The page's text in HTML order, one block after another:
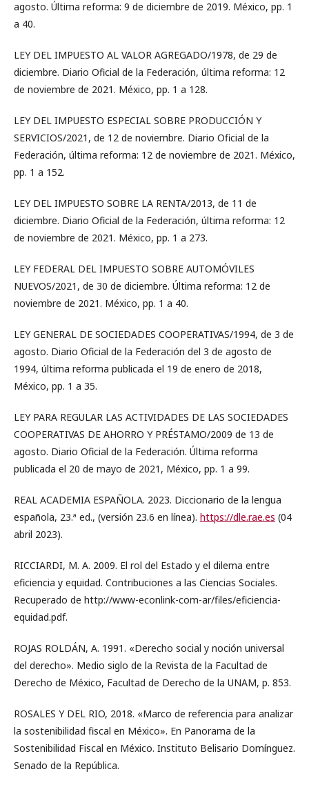
agosto. Última reforma: 9 de diciembre de 2019. México, pp. 1
a 40.
LEY DEL IMPUESTO AL VALOR AGREGADO/1978, de 29 de
diciembre. Diario Oficial de la Federación, última reforma: 12
de noviembre de 2021. México, pp. 1 a 128.
LEY DEL IMPUESTO ESPECIAL SOBRE PRODUCCIÓN Y
SERVICIOS/2021, de 12 de noviembre. Diario Oficial de la
Federación, última reforma: 12 de noviembre de 2021. México,
pp. 1 a 152.
LEY DEL IMPUESTO SOBRE LA RENTA/2013, de 11 de
diciembre. Diario Oficial de la Federación, última reforma: 12
de noviembre de 2021. México, pp. 1 a 273.
LEY FEDERAL DEL IMPUESTO SOBRE AUTOMÓVILES
NUEVOS/2021, de 30 de diciembre. Última reforma: 12 de
noviembre de 2021. México, pp. 1 a 40.
LEY GENERAL DE SOCIEDADES COOPERATIVAS/1994, de 3 de
agosto. Diario Oficial de la Federación del 3 de agosto de
1994, última reforma publicada el 19 de enero de 2018,
México, pp. 1 a 35.
LEY PARA REGULAR LAS ACTIVIDADES DE LAS SOCIEDADES
COOPERATIVAS DE AHORRO Y PRÉSTAMO/2009 de 13 de
agosto. Diario Oficial de la Federación. Última reforma
publicada el 20 de mayo de 2021, México, pp. 1 a 99.
REAL ACADEMIA ESPAÑOLA. 2023. Diccionario de la lengua
española, 23.ª ed., (versión 23.6 en línea). https://dle.rae.es (04
abril 2023).
RICCIARDI, M. A. 2009. El rol del Estado y el dilema entre
eficiencia y equidad. Contribuciones a las Ciencias Sociales.
Recuperado de http://www-econlink-com-ar/files/eficiencia-
equidad.pdf.
ROJAS ROLDÁN, A. 1991. «Derecho social y noción universal
del derecho». Medio siglo de la Revista de la Facultad de
Derecho de México, Facultad de Derecho de la UNAM, p. 853.
ROSALES Y DEL RIO, 2018. «Marco de referencia para analizar
la sostenibilidad fiscal en México». En Panorama de la
Sostenibilidad Fiscal en México. Instituto Belisario Domínguez.
Senado de la República.